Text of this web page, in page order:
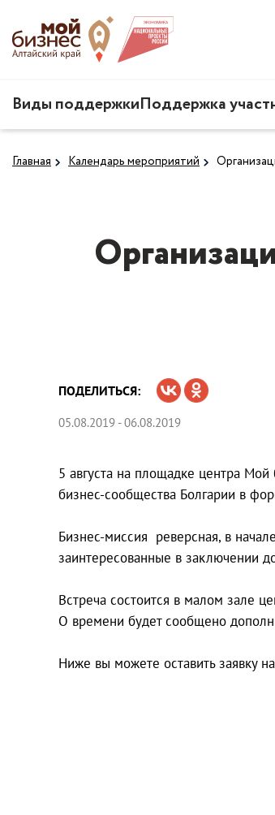
Виды поддержкиПоддержка
Главная Календарь мероприятий
ПОДЕЛИТЬСЯ:
05.08.2019 - 06.08.2019
5 августа на площадке центра Мой
бизнес-сообщества Болгарии в
Бизнес-миссия реверсная, в
заинтересованные в заключении
Встреча состоится в малом зале
О времени будет сообщено
Ниже вы можете оставить заявку